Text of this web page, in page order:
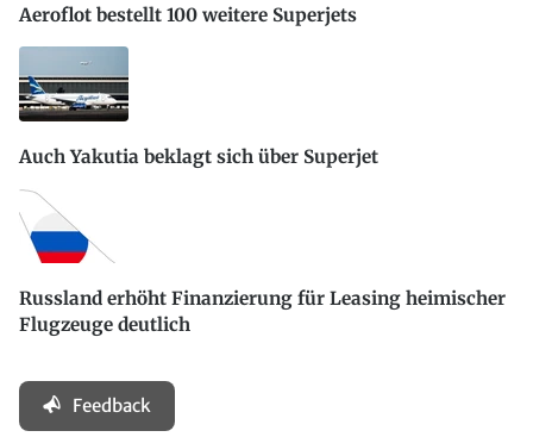
Aeroflot bestellt 100 weitere Superjets
Auch Yakutia beklagt sich über Superjet
Russland erhöht Finanzierung für Leasing heimischer
Flugzeuge deutlich
Feedback